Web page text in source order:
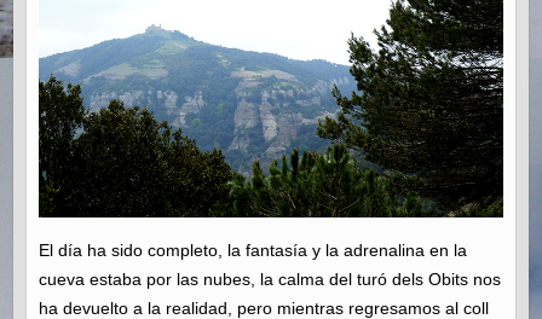
El día ha sido completo, la fantasía y la adrenalina en la
cueva estaba por las nubes, la calma del turó dels Obits nos
ha devuelto a la realidad, pero mientras regresamos al coll